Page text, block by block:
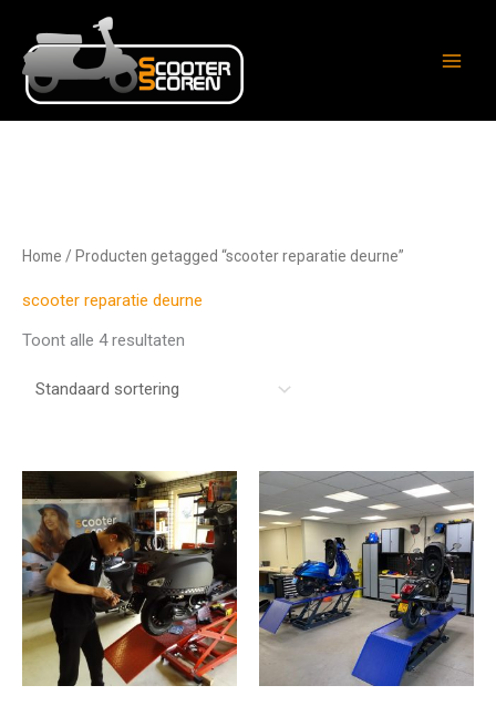
naar
inhoud
Home / Producten getagged “scooter reparatie deurne”
scooter reparatie deurne
Toont alle 4 resultaten